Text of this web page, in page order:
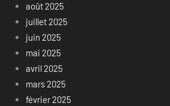
août 2025
juillet 2025
juin 2025
mai 2025
avril 2025
mars 2025
février 2025